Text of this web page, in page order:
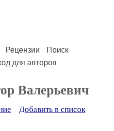
Рецензии
Поиск
для авторов
Валерьевич
Добавить в список